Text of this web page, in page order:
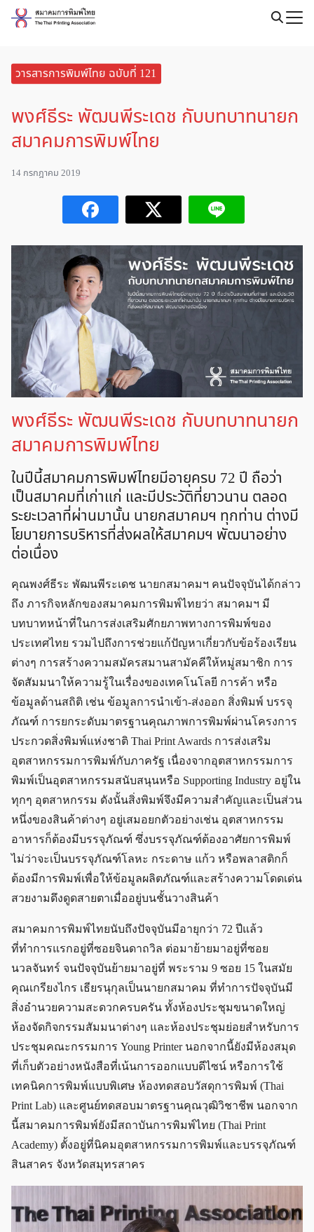
Skip
วารสารการพิมพ์ไทย ฉบับที่ 121
พงศ์ธีระ พัฒนพีระเดช กับบทบาทนายก
สมาคมการพิมพ์ไทย
14 กรกฎาคม 2019
พงศ์ธีระ พัฒนพีระเดช กับบทบาทนายก
สมาคมการพิมพ์ไทย
ในปีนี้สมาคมการพิมพ์ไทยมีอายุครบ 72 ปี ถือว่า
เป็นสมาคมที่เก่าแก่ และมีประวัติที่ยาวนาน ตลอด
ระยะเวลาที่ผ่านมานั้น นายกสมาคมฯ ทุกท่าน ต่างมี
โยบายการบริหารที่ส่งผลให้สมาคมฯ พัฒนาอย่าง
ต่อเนื่อง
คุณพงศ์ธีระ พัฒนพีระเดช นายกสมาคมฯ คนปัจจุบันได้กล่าว
ถึง ภารกิจหลักของสมาคมการพิมพ์ไทยว่า สมาคมฯ มี
บทบาทหน้าที่ในการส่งเสริมศักยภาพทางการพิมพ์ของ
ประเทศไทย รวมไปถึงการช่วยแก้ปัญหาเกี่ยวกับข้อร้องเรียน
ต่างๆ การสร้างความสมัครสมานสามัคคีให้หมู่สมาชิก การ
จัดสัมมนาให้ความรู้ในเรื่องของเทคโนโลยี การค้า หรือ
ข้อมูลด้านสถิติ เช่น ข้อมูลการนำเข้า-ส่งออก สิ่งพิมพ์ บรรจุ
ภัณฑ์ การยกระดับมาตรฐานคุณภาพการพิมพ์ผ่านโครงการ
ประกวดสิ่งพิมพ์แห่งชาติ Thai Print Awards การส่งเสริม
อุตสาหกรรมการพิมพ์กับภาครัฐ เนื่องจากอุตสาหกรรมการ
พิมพ์เป็นอุตสาหกรรมสนับสนุนหรือ Supporting Industry อยู่ใน
ทุกๆ อุตสาหกรรม ดังนั้นสิ่งพิมพ์จึงมีความสำคัญและเป็นส่วน
หนึ่งของสินค้าต่างๆ อยู่เสมอยกตัวอย่างเช่น อุตสาหกรรม
อาหารก็ต้องมีบรรจุภัณฑ์ ซึ่งบรรจุภัณฑ์ต้องอาศัยการพิมพ์
ไม่ว่าจะเป็นบรรจุภัณฑ์โลหะ กระดาษ แก้ว หรือพลาสติกก็
ต้องมีการพิมพ์เพื่อให้ข้อมูลผลิตภัณฑ์และสร้างความโดดเด่น
สวยงามดึงดูดสายตาเมื่ออยู่บนชั้นวางสินค้า
สมาคมการพิมพ์ไทยนับถึงปัจจุบันมีอายุกว่า 72 ปีแล้ว
ที่ทำการแรกอยู่ที่ซอยจินดาถวิล ต่อมาย้ายมาอยู่ที่ซอย
นวลจันทร์ จนปัจจุบันย้ายมาอยู่ที่ พระราม 9 ซอย 15 ในสมัย
คุณเกรียงไกร เธียรนุกุลเป็นนายกสมาคม ที่ทำการปัจจุบันมี
สิ่งอำนวยความสะดวกครบครัน ทั้งห้องประชุมขนาดใหญ่
ห้องจัดกิจกรรมสัมมนาต่างๆ และห้องประชุมย่อยสำหรับการ
ประชุมคณะกรรมการ Young Printer นอกจากนี้ยังมีห้องสมุด
ที่เก็บตัวอย่างหนังสือที่เน้นการออกแบบดีไซน์ หรือการใช้
เทคนิคการพิมพ์แบบพิเศษ ห้องทดสอบวัสดุการพิมพ์ (Thai
Print Lab) และศูนย์ทดสอบมาตรฐานคุณวุฒิวิชาชีพ นอกจาก
นี้สมาคมการพิมพ์ยังมีสถาบันการพิมพ์ไทย (Thai Print
Academy) ตั้งอยู่ที่นิคมอุตสาหกรรมการพิมพ์และบรรจุภัณฑ์
สินสาคร จังหวัดสมุทรสาคร